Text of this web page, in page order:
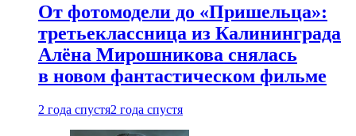
От фотомодели до «Пришельца»:
третьеклассница из Калининграда
Алёна Мирошникова снялась
в новом фантастическом фильме
2 года спустя2 года спустя